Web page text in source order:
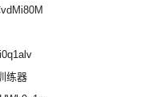
练器